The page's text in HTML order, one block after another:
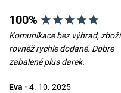
100%
Komunikace bez výhrad, zboží
rovněž rychle dodané. Dobre
zabalené plus darek.
Eva • 4. 10. 2025